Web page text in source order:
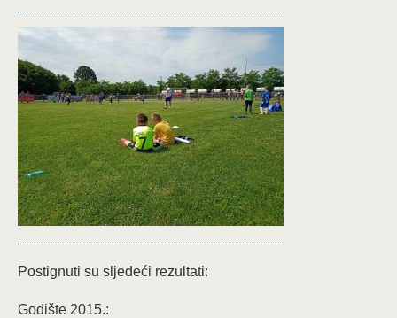
Postignuti su sljedeći rezultati:
Godište 2015.: